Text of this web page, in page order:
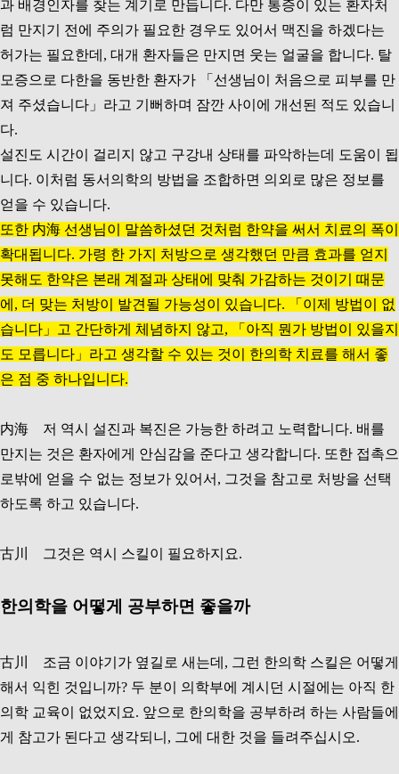
과 배경인자를 찾는 계기로 만듭니다. 다만 통증이 있는 환자처
럼 만지기 전에 주의가 필요한 경우도 있어서 맥진을 하겠다는
허가는 필요한데, 대개 환자들은 만지면 웃는 얼굴을 합니다. 탈
모증으로 다한을 동반한 환자가 「선생님이 처음으로 피부를 만
져 주셨습니다」라고 기뻐하며 잠깐 사이에 개선된 적도 있습니
다.
설진도 시간이 걸리지 않고 구강내 상태를 파악하는데 도움이 됩
니다. 이처럼 동서의학의 방법을 조합하면 의외로 많은 정보를
얻을 수 있습니다.
또한 内海 선생님이 말씀하셨던 것처럼 한약을 써서 치료의 폭이
확대됩니다. 가령 한 가지 처방으로 생각했던 만큼 효과를 얻지
못해도 한약은 본래 계절과 상태에 맞춰 가감하는 것이기 때문
에, 더 맞는 처방이 발견될 가능성이 있습니다. 「이제 방법이 없
습니다」고 간단하게 체념하지 않고, 「아직 뭔가 방법이 있을지
도 모릅니다」라고 생각할 수 있는 것이 한의학 치료를 해서 좋
은 점 중 하나입니다.
内海 저 역시 설진과 복진은 가능한 하려고 노력합니다. 배를
만지는 것은 환자에게 안심감을 준다고 생각합니다. 또한 접촉으
로밖에 얻을 수 없는 정보가 있어서, 그것을 참고로 처방을 선택
하도록 하고 있습니다.
古川 그것은 역시 스킬이 필요하지요.
한의학을 어떻게 공부하면 좋을까
古川 조금 이야기가 옆길로 새는데, 그런 한의학 스킬은 어떻게
해서 익힌 것입니까? 두 분이 의학부에 계시던 시절에는 아직 한
의학 교육이 없었지요. 앞으로 한의학을 공부하려 하는 사람들에
게 참고가 된다고 생각되니, 그에 대한 것을 들려주십시오.